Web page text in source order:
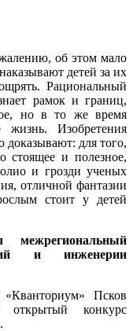
об этом мало
детей за их
Рациональный
рамок и границ,
но в то же время
жизнь. Изобретения
доказывают: для того,
стоящее и полезное,
и грозди ученых
отличной фантазии
стоит у детей
и инженерии
Псков
открытый конкурс